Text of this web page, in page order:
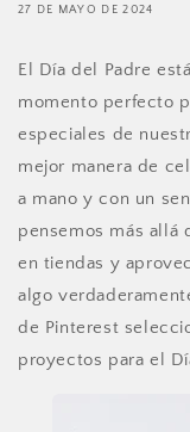
27 DE MAYO DE 2024
El Día del Padre
momento perfecto
especiales de
mejor manera de
a mano y con un
pensemos más allá
en tiendas y
algo
de Pinterest
proyectos para el